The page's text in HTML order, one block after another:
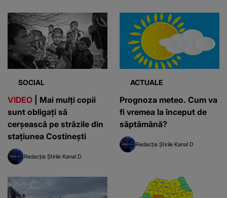
SOCIAL
VIDEO | Mai mulți copii
sunt obligați să
cerșească pe străzile din
stațiunea Costinești
Redacția Știrile Kanal D
ACTUALE
Prognoza meteo. Cum va
fi vremea la început de
săptămână?
Redacția Știrile Kanal D